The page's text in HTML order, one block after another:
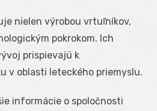
nielen výrobou vrtuľníkov,
pokrokom. Ich
prispievajú k
v oblasti leteckého priemyslu.
informácie o spoločnosti